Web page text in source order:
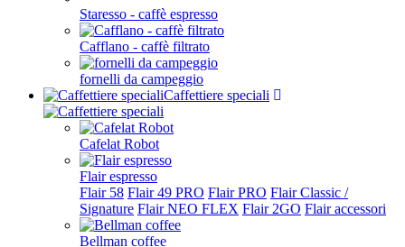
Staresso - caffè espresso
Cafflano - caffè filtrato
fornelli da campeggio
Caffettiere speciali
Cafelat Robot
Flair espresso
Flair 58 Flair 49 PRO Flair PRO Flair Classic /
Signature Flair NEO FLEX Flair 2GO Flair accessori
Bellman coffee